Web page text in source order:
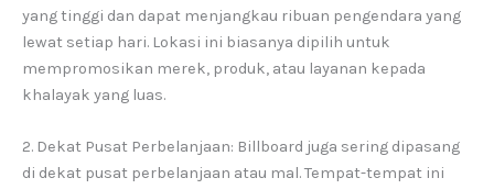
yang tinggi dan dapat menjangkau ribuan pengendara yang
lewat setiap hari. Lokasi ini biasanya dipilih untuk
mempromosikan merek, produk, atau layanan kepada
khalayak yang luas.
2. Dekat Pusat Perbelanjaan: Billboard juga sering dipasang
di dekat pusat perbelanjaan atau mal. Tempat-tempat ini